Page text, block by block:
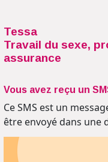
Tessa
Travail du sexe,
assurance
Vous avez reçu un
Ce SMS est un
être envoyé dans une